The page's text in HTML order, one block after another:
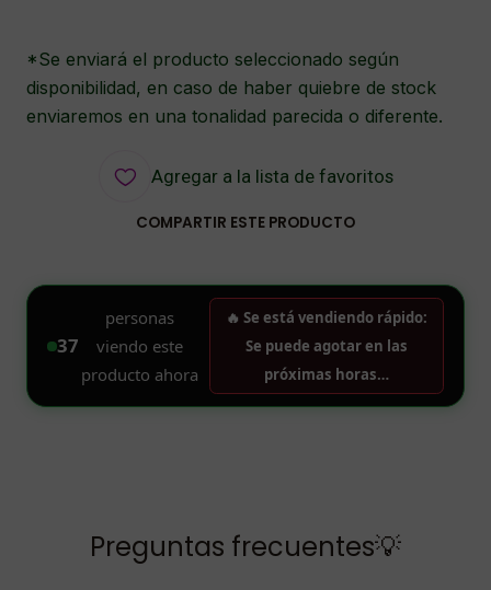
*Se enviará el producto seleccionado según
disponibilidad, en caso de haber quiebre de stock
enviaremos en una tonalidad parecida o diferente.
Agregar a la lista de favoritos
COMPARTIR ESTE PRODUCTO
Preguntas frecuentes💡